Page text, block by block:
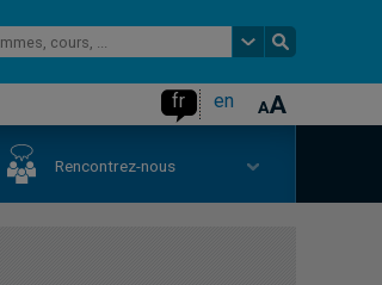
fr en
Rencontrez-nous